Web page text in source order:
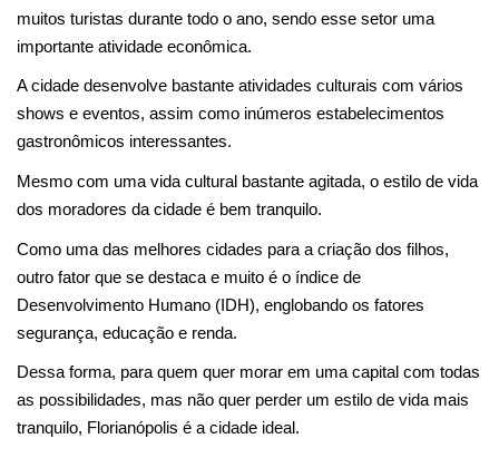
muitos turistas durante todo o ano, sendo esse setor uma
importante atividade econômica.
A cidade desenvolve bastante atividades culturais com vários
shows e eventos, assim como inúmeros estabelecimentos
gastronômicos interessantes.
Mesmo com uma vida cultural bastante agitada, o estilo de vida
dos moradores da cidade é bem tranquilo.
Como uma das melhores cidades para a criação dos filhos,
outro fator que se destaca e muito é o índice de
Desenvolvimento Humano (IDH), englobando os fatores
segurança, educação e renda.
Dessa forma, para quem quer morar em uma capital com todas
as possibilidades, mas não quer perder um estilo de vida mais
tranquilo, Florianópolis é a cidade ideal.